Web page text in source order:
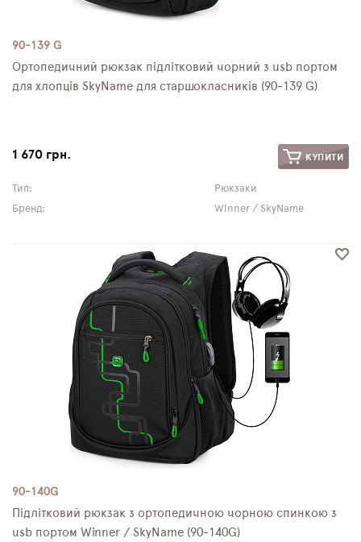
90-139 G
Ортопедичний рюкзак підлітковий чорний з usb портом
для хлопців SkyName для старшокласників (90-139 G)
1 670 грн. КУПИТИ
Тип:
Рюкзаки
Бренд:
Winner / SkyName
90-140G
Підлітковий рюкзак з ортопедичною чорною спинкою з
usb портом Winner / SkyName (90-140G)